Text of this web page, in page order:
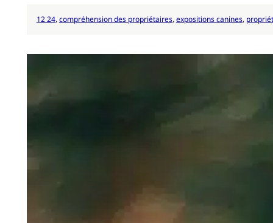
12 24, compréhension des propriétaires, expositions canines,